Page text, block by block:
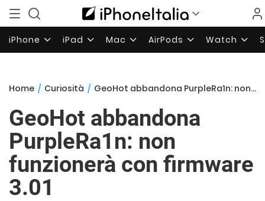
iPhone iPad Mac AirPods Watch
Home / Curiosità / GeoHot abbandona PurpleRa1n: non funzionerà con firmware 3.01
GeoHot abbandona
PurpleRa1n: non
funzionerà con firmware
3.01